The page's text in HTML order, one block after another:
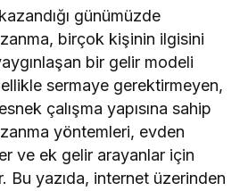
günümüzde
birçok kişinin ilgisini
bir gelir modeli
sermaye gerektirmeyen,
çalışma yapısına sahip
yöntemleri, evden
ve ek gelir arayanlar için
Bu yazıda, internet üzerinden